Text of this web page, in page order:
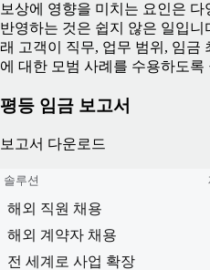
보상에 영향을 미치는 요인은
반영하는 것은 쉽지 않은 일입
래 고객이 직무, 업무 범위, 임금
에 대한 모범 사례를 수용하도록
평등 임금 보고서
보고서 다운로드
솔루션
해외 직원 채용
해외 계약자 채용
전 세계로 사업 확장